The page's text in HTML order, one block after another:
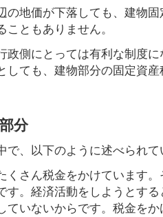
地価が下落しても、建物
ともありません。
側にとっては有利な制度
ても、建物部分の固定資
分
、以下のように述べられて
くさん税金をかけています
。経済活動をしようとす
いないからです。税金を